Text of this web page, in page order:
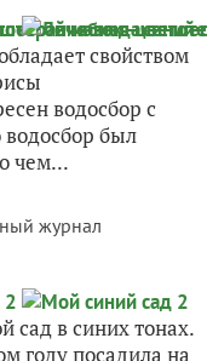
свойством
водосбор с
был
чем...
журнал
сад в синих тонах.
году посадила на